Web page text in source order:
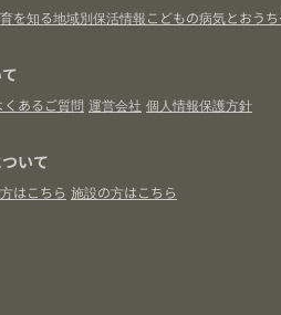
を知る地域別保活情報こどもの病気とおう
くあるご質問 運営会社 個人情報保護方針
いて
はこちら 施設の方はこちら